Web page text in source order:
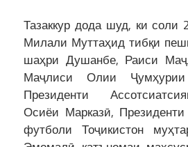
Тазаккур дода шуд, ки соли
Милали Муттаҳид тибқи
шаҳри Душанбе, Раиси
Маҷлиси Олии Ҷумҳурии
Президенти
Осиёи Марказӣ,
футболи Тоҷикистон